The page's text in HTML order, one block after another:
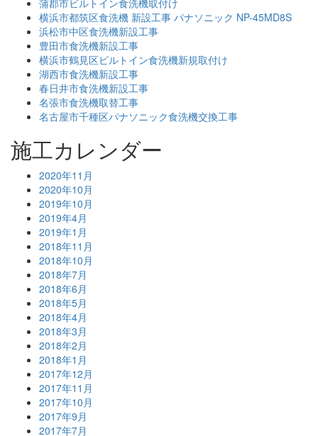
蒲郡市ビルトイン食洗機取付け
横浜市都筑区食洗機 新設工事 パナソニック NP-45MD8S
浜松市中区食洗機新設工事
豊田市食洗機新設工事
横浜市鶴見区ビルトイン食洗機新規取付け
湖西市食洗機新設工事
春日井市食洗機新設工事
名張市食洗機取替工事
名古屋市千種区パナソニック食洗機交換工事
施工カレンダー
2020年11月
2020年10月
2019年10月
2019年4月
2019年1月
2018年11月
2018年10月
2018年7月
2018年6月
2018年5月
2018年4月
2018年3月
2018年2月
2018年1月
2017年12月
2017年11月
2017年10月
2017年9月
2017年7月